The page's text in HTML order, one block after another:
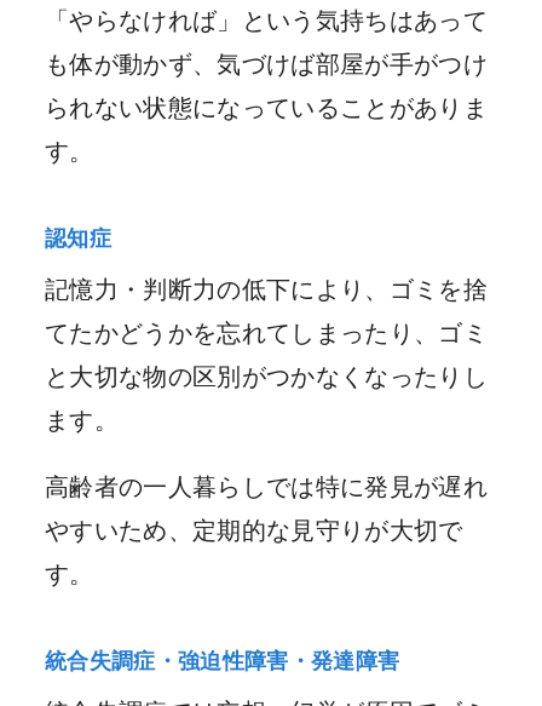
「やらなければ」という気持ちはあって
も体が動かず、気づけば部屋が手がつけ
られない状態になっていることがありま
す。
認知症
記憶力・判断力の低下により、ゴミを捨
てたかどうかを忘れてしまったり、ゴミ
と大切な物の区別がつかなくなったりし
ます。
高齢者の一人暮らしでは特に発見が遅れ
やすいため、定期的な見守りが大切で
す。
統合失調症・強迫性障害・発達障害